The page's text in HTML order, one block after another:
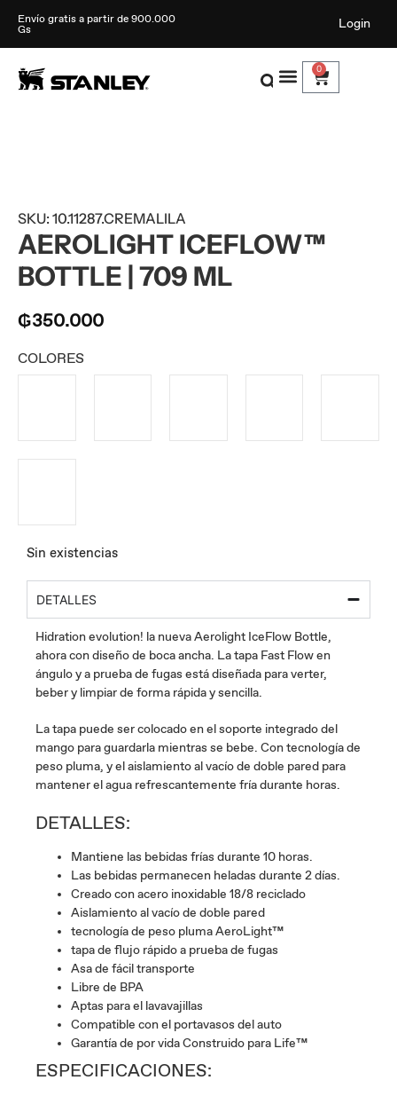
Envío gratis a partir de 900.000
Gs
Login
0
SKU: 10.11287.CREMALILA
AEROLIGHT ICEFLOW™
BOTTLE | 709 ML
₲350.000
COLORES
Sin existencias
DETALLES
Hidration evolution! la nueva Aerolight IceFlow Bottle,
ahora con diseño de boca ancha. La tapa Fast Flow en
ángulo y a prueba de fugas está diseñada para verter,
beber y limpiar de forma rápida y sencilla.
La tapa puede ser colocado en el soporte integrado del
mango para guardarla mientras se bebe. Con tecnología de
peso pluma, y el aislamiento al vacío de doble pared para
mantener el agua refrescantemente fría durante horas.
DETALLES:
Mantiene las bebidas frías durante 10 horas.
Las bebidas permanecen heladas durante 2 días.
Creado con acero inoxidable 18/8 reciclado
Aislamiento al vacío de doble pared
tecnología de peso pluma AeroLight™
tapa de flujo rápido a prueba de fugas
Asa de fácil transporte
Libre de BPA
Aptas para el lavavajillas
Compatible con el portavasos del auto
Garantía de por vida Construido para Life™
ESPECIFICACIONES: